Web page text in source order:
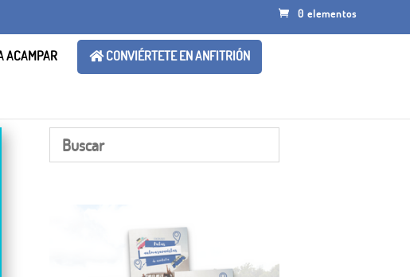
0 elementos
ACAMPAR CONVIÉRTETE EN ANFITRIÓN